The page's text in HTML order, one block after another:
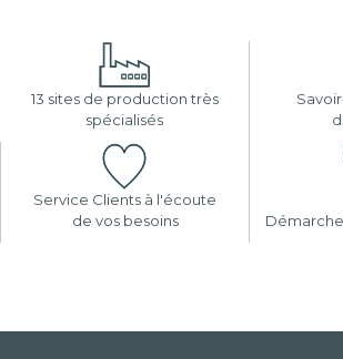
13 sites de production très
spécialisés
Service Clients à l'écoute
de vos besoins